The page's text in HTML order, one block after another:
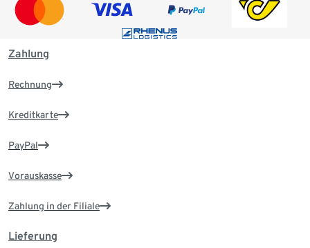
Zahlung
Rechnung
Kreditkarte
PayPal
Vorauskasse
Zahlung in der Filiale
Lieferung